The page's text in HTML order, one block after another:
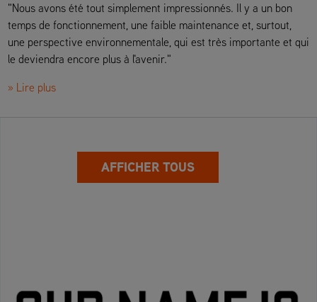
"Nous avons été tout simplement impressionnés. Il y a un bon
temps de fonctionnement, une faible maintenance et, surtout,
une perspective environnementale, qui est très importante et qui
le deviendra encore plus à l'avenir."
» Lire plus
AFFICHER TOUS